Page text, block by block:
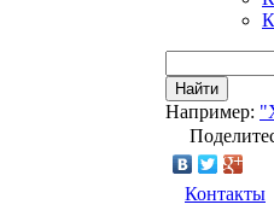
Найти
Например:
Контакты